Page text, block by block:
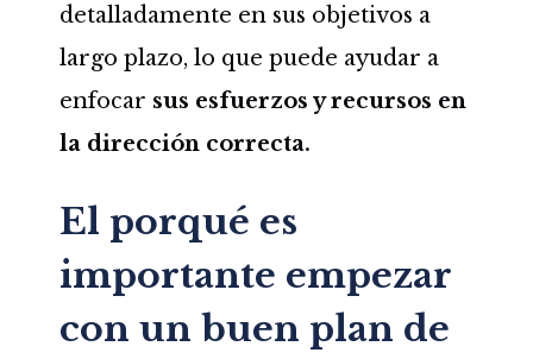
detalladamente en sus objetivos a
largo plazo, lo que puede ayudar a
enfocar sus esfuerzos y recursos en
la dirección correcta.
El porqué es
importante empezar
con un buen plan de